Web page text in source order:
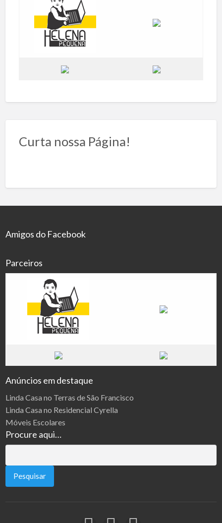
Curta nossa Página!
Amigos do Facebook
Parceiros
Anúncios em destaque
Linda Casa no Terras de São Francisco
Linda Casa no Residencial Cyrella
Móveis Escolares
Procure aqui…
por: